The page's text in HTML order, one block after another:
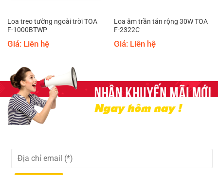
Loa treo tường ngoài trời TOA
F-1000BTWP
Giá: Liên hệ
Loa âm trần tán rộng 30W TOA
F-2322C
Giá: Liên hệ